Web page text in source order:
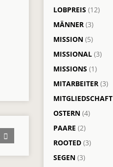
LOBPREIS (12)
MÄNNER (3)
MISSION (5)
MISSIONAL (3)
MISSIONS (1)
MITARBEITER (3)
MITGLIEDSCHAFT
OSTERN (4)
PAARE (2)
ROOTED (3)
SEGEN (3)